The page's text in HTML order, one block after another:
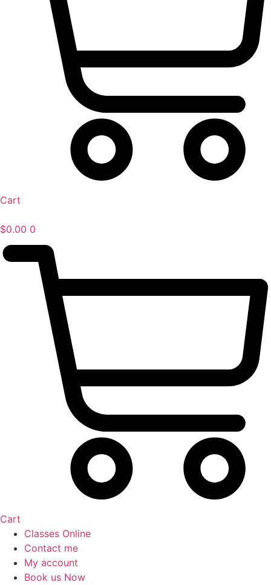
Cart
$0.00 0
Cart
Classes Online
Contact me
My account
Book us Now